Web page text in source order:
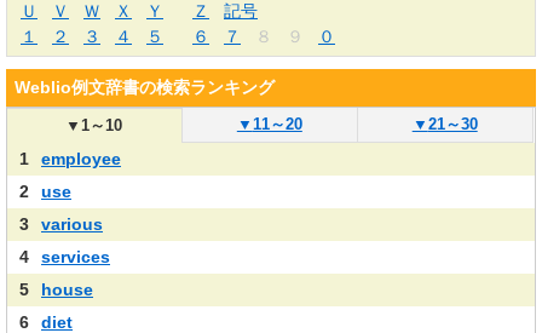
Ｕ
Ｖ Ｗ Ｘ Ｙ Ｚ
記号
１
２ ３ ４ ５ ６ ７ ８ ９ ０
Weblio例文辞書の検索ランキング
▼1～10 ▼ 11～20 ▼ 21～30
1
employee
2
use
3
various
4
services
5
house
6
diet